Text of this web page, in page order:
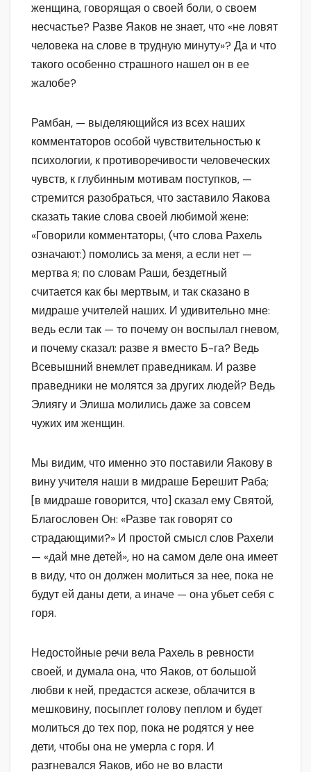
женщина, говорящая о своей боли, о своем
несчастье? Разве Яаков не знает, что «не ловят
человека на слове в трудную минуту»? Да и что
такого особенно страшного нашел он в ее
жалобе?
Рамбан, — выделяющийся из всех наших
комментаторов особой чувствительностью к
психологии, к противоречивости человеческих
чувств, к глубинным мотивам поступков, —
стремится разобраться, что заставило Яакова
сказать такие слова своей любимой жене:
«Говорили комментаторы, (что слова Рахель
означают:) помолись за меня, а если нет —
мертва я; по словам Раши, бездетный
считается как бы мертвым, и так сказано в
мидраше учителей наших. И удивительно мне:
ведь если так — то почему он воспылал гневом,
и почему сказал: разве я вместо Б-га? Ведь
Всевышний внемлет праведникам. И разве
праведники не молятся за других людей? Ведь
Элиягу и Элиша молились даже за совсем
чужих им женщин.
Мы видим, что именно это поставили Яакову в
вину учителя наши в мидраше Берешит Раба;
[в мидраше говорится, что] сказал ему Святой,
Благословен Он: «Разве так говорят со
страдающими?» И простой смысл слов Рахели
— «дай мне детей», но на самом деле она имеет
в виду, что он должен молиться за нее, пока не
будут ей даны дети, а иначе — она убьет себя с
горя.
Недостойные речи вела Рахель в ревности
своей, и думала она, что Яаков, от большой
любви к ней, предастся аскезе, облачится в
мешковину, посыплет голову пеплом и будет
молиться до тех пор, пока не родятся у нее
дети, чтобы она не умерла с горя. И
разгневался Яаков, ибо не во власти